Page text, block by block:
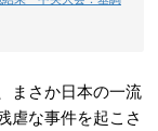
まさか日本の一流
虐な事件を起こさ